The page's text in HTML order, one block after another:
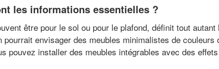
les informations essentielles ?
être pour le sol ou pour le plafond, définit tout
envisager des meubles minimalistes de
pouvez installer des meubles intégrables avec des